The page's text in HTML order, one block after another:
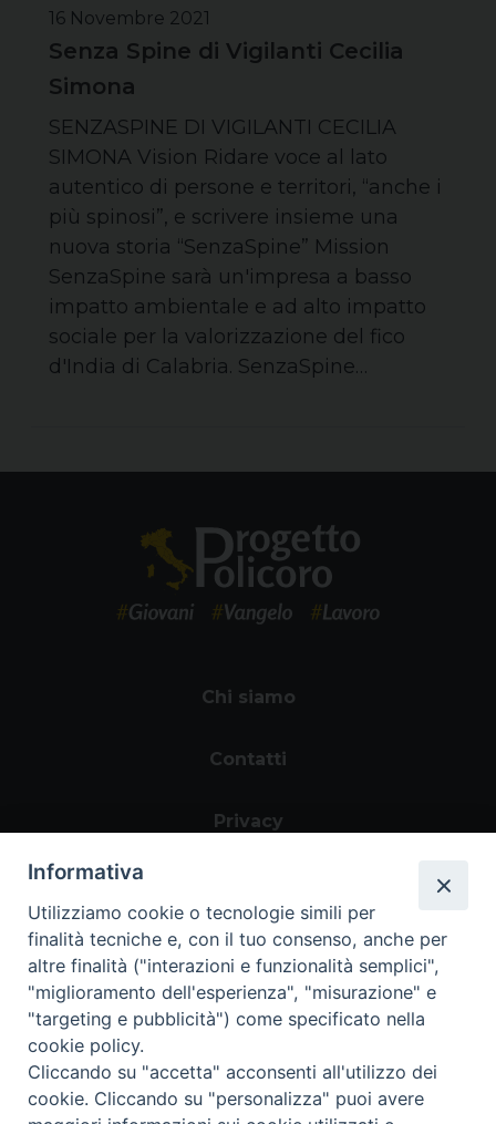
16 Novembre 2021
Senza Spine di Vigilanti Cecilia
Simona
SENZASPINE DI VIGILANTI CECILIA
SIMONA Vision Ridare voce al lato
autentico di persone e territori, “anche i
più spinosi”, e scrivere insieme una
nuova storia “SenzaSpine” Mission
SenzaSpine sarà un'impresa a basso
impatto ambientale e ad alto impatto
sociale per la valorizzazione del fico
d'India di Calabria. SenzaSpine…
Chi siamo
Contatti
Privacy
Area riservata
Informativa
Utilizziamo cookie o tecnologie simili per
finalità tecniche e, con il tuo consenso, anche per
altre finalità ("interazioni e funzionalità semplici",
"miglioramento dell'esperienza", "misurazione" e
"targeting e pubblicità") come specificato nella
cookie policy.
Cliccando su "accetta" acconsenti all'utilizzo dei
cookie. Cliccando su "personalizza" puoi avere